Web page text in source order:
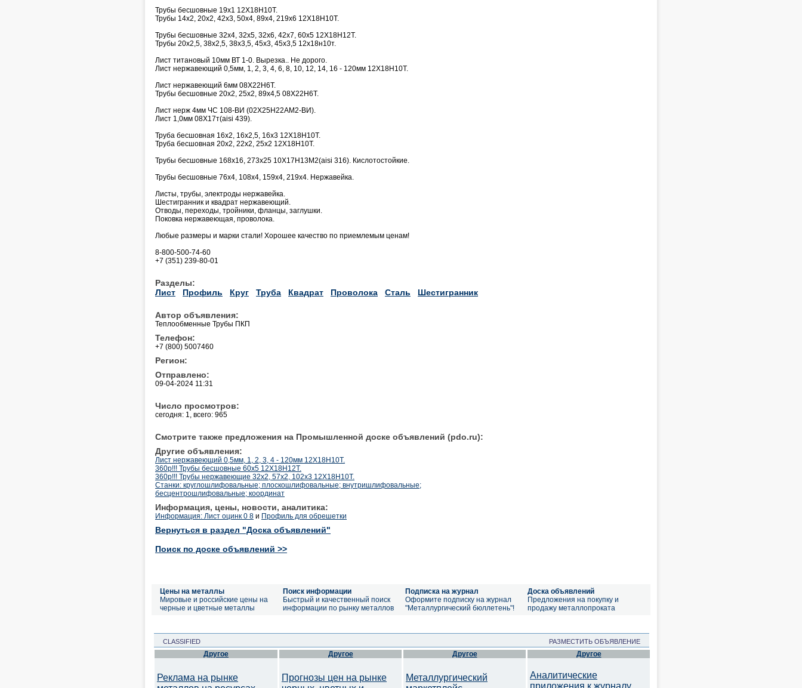
Трубы бесшовные 19х1 12Х18Н10Т.
Трубы 14х2, 20х2, 42х3, 50х4, 89х4, 219х6 12Х18Н10Т.
Трубы бесшовные 32х4, 32х5, 32х6, 42х7, 60х5 12Х18Н12Т.
Трубы 20х2,5, 38х2,5, 38х3,5, 45х3, 45х3,5 12х18н10т.
Лист титановый 10мм ВТ 1-0. Вырезка.. Не дорого.
Лист нержавеющий 0,5мм, 1, 2, 3, 4, 6, 8, 10, 12, 14, 16 - 120мм 12Х18Н10Т.
Лист нержавеющий 6мм 08Х22Н6Т.
Трубы бесшовные 20х2, 25х2, 89х4,5 08Х22Н6Т.
Лист нерж 4мм ЧС 108-ВИ (02Х25Н22АМ2-ВИ).
Лист 1,0мм 08Х17т(aisi 439).
Труба бесшовная 16х2, 16х2,5, 16х3 12Х18Н10Т.
Труба бесшовная 20х2, 22х2, 25х2 12Х18Н10Т.
Трубы бесшовные 168х16, 273х25 10Х17Н13М2(aisi 316). Кислотостойкие.
Трубы бесшовные 76х4, 108х4, 159х4, 219х4. Нержавейка.
Листы, трубы, электроды нержавейка.
Шестигранник и квадрат нержавеющий.
Отводы, переходы, тройники, фланцы, заглушки.
Поковка нержавеющая, проволока.
Любые размеры и марки стали! Хорошее качество по приемлемым ценам!
8-800-500-74-60
+7 (351) 239-80-01
Разделы:
Лист
Профиль Круг Труба Квадрат Проволока Сталь Шестигранник
Автор объявления:
Теплообменные Трубы ПКП
Телефон:
+7 (800) 5007460
Регион:
Отправлено:
09-04-2024 11:31
Число просмотров:
сегодня: 1, всего: 965
Смотрите также предложения на Промышленной доске объявлений (pdo.ru):
Другие объявления:
Лист нержавеющий 0,5мм, 1, 2, 3, 4 - 120мм 12Х18Н10Т.
360р!!! Трубы бесшовные 60х5 12Х18Н12Т.
360р!!! Трубы нержавеющие 32х2, 57х2, 102х3 12Х18Н10Т.
Станки: круглошлифовальные; плоскошлифовальные; внутришлифовальные;
бесцентрошлифовальные; координат
Информация, цены, новости, аналитика:
Информация: Лист оцинк 0 8 и Профиль для обрешетки
Вернуться в раздел "Доска объявлений"
Поиск по доске объявлений >>
Цены на металлы
Мировые и российские цены на
черные и цветные металлы
Поиск информации
Быстрый и качественный поиск
информации по рынку металлов
Подписка на журнал
Оформите подписку на журнал
"Металлургический бюллетень"!
Доска объявлений
Предложения на покупку и
продажу металлопроката
CLASSIFIED РАЗМЕСТИТЬ ОБЪЯВЛЕНИЕ
Другое
Реклама на рынке
Другое
Прогнозы цен на рынке
Другое
Металлургический
Другое
Аналитические
приложения к журналу